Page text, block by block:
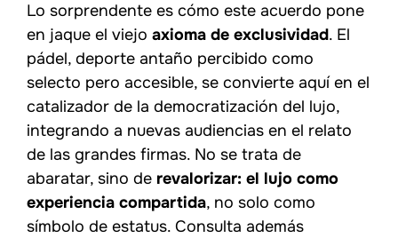
Lo sorprendente es cómo este acuerdo pone
en jaque el viejo axioma de exclusividad. El
pádel, deporte antaño percibido como
selecto pero accesible, se convierte aquí en el
catalizador de la democratización del lujo,
integrando a nuevas audiencias en el relato
de las grandes firmas. No se trata de
abaratar, sino de revalorizar: el lujo como
experiencia compartida, no solo como
símbolo de estatus. Consulta además